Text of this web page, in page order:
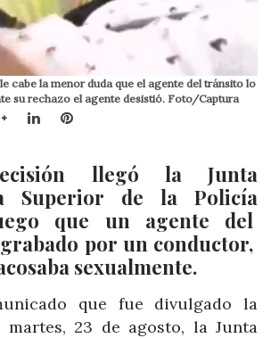
cabe la menor duda que el agente del tránsito lo
su rechazo el agente desistió. Foto/Captura
Google+LinkedInPinterest
llegó la Junta
Superior de la Policía
que un agente del
por un conductor,
sexualmente.
que fue divulgado la
martes, 23 de agosto, la Junta